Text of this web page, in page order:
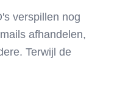
verspillen nog
afhandelen,
Terwijl de